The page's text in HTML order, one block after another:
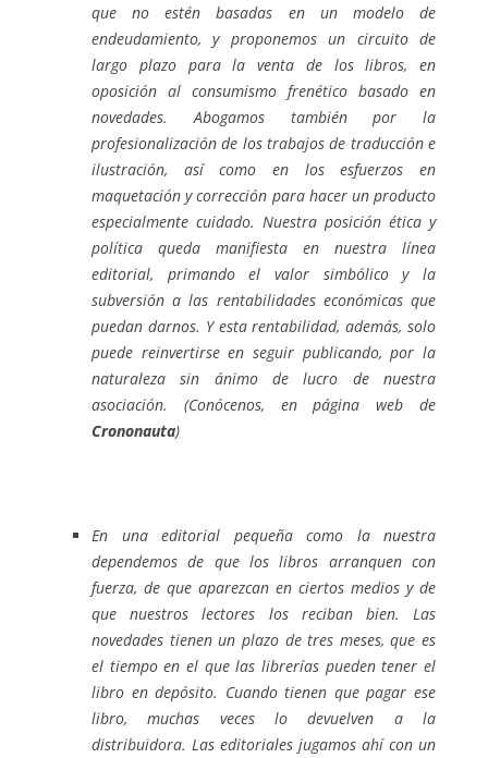
que no estén basadas en un modelo de
endeudamiento, y proponemos un circuito de
largo plazo para la venta de los libros, en
oposición al consumismo frenético basado en
novedades. Abogamos también por la
profesionalización de los trabajos de traducción e
ilustración, así como en los esfuerzos en
maquetación y corrección para hacer un producto
especialmente cuidado. Nuestra posición ética y
política queda manifiesta en nuestra línea
editorial, primando el valor simbólico y la
subversión a las rentabilidades económicas que
puedan darnos. Y esta rentabilidad, además, solo
puede reinvertirse en seguir publicando, por la
naturaleza sin ánimo de lucro de nuestra
asociación. (Conócenos, en página web de
Crononauta)
En una editorial pequeña como la nuestra
dependemos de que los libros arranquen con
fuerza, de que aparezcan en ciertos medios y de
que nuestros lectores los reciban bien. Las
novedades tienen un plazo de tres meses, que es
el tiempo en el que las librerías pueden tener el
libro en depósito. Cuando tienen que pagar ese
libro, muchas veces lo devuelven a la
distribuidora. Las editoriales jugamos ahí con un